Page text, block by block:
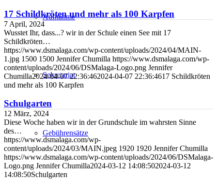
Aufnahme
Sekretariat
Gebührensätze
17 Schildkröten und mehr als 100 Karpfen
7 April, 2024
Wusstet Ihr, dass...? wir in der Schule einen See mit 17
Schildkröten…
https://www.dsmalaga.com/wp-content/uploads/2024/04/MAIN-
1.jpg 1500 1500 Jennifer Chumilla https://www.dsmalaga.com/wp-
content/uploads/2024/06/DSMalaga-Logo.png Jennifer
Chumilla2024-04-07 22:36:462024-04-07 22:36:4617 Schildkröten
und mehr als 100 Karpfen
Schulgarten
12 März, 2024
Diese Woche haben wir in der Grundschule im wahrsten Sinne
des…
https://www.dsmalaga.com/wp-
content/uploads/2024/03/MAIN.jpeg 1920 1920 Jennifer Chumilla
https://www.dsmalaga.com/wp-content/uploads/2024/06/DSMalaga-
Logo.png Jennifer Chumilla2024-03-12 14:08:502024-03-12
14:08:50Schulgarten